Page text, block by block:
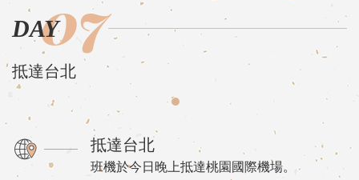
DAY07
抵達台北
抵達台北
班機於今日晚上抵達桃園國際機場。